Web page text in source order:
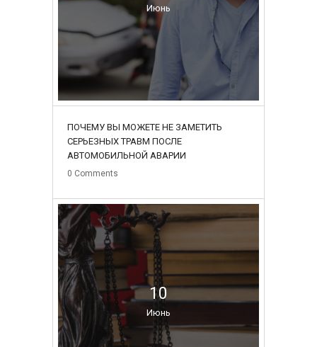
Июнь
ПОЧЕМУ ВЫ МОЖЕТЕ НЕ ЗАМЕТИТЬ
СЕРЬЕЗНЫХ ТРАВМ ПОСЛЕ
АВТОМОБИЛЬНОЙ АВАРИИ
0 Comments
10
Июнь